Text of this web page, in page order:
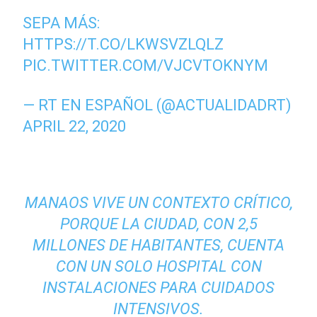
SEPA MÁS:
HTTPS://T.CO/LKWSVZLQLZ
PIC.TWITTER.COM/VJCVTOKNYM
— RT EN ESPAÑOL (@ACTUALIDADRT)
APRIL 22, 2020
MANAOS VIVE UN CONTEXTO CRÍTICO,
PORQUE LA CIUDAD, CON 2,5
MILLONES DE HABITANTES, CUENTA
CON UN SOLO HOSPITAL CON
INSTALACIONES PARA CUIDADOS
INTENSIVOS.